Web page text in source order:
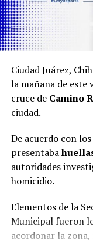
Ciudad Juárez,
la mañana de este
cruce de Camino
ciudad.
De acuerdo con
presentaba
autoridades
homicidio.
Elementos de la
Municipal fueron
acordonar la